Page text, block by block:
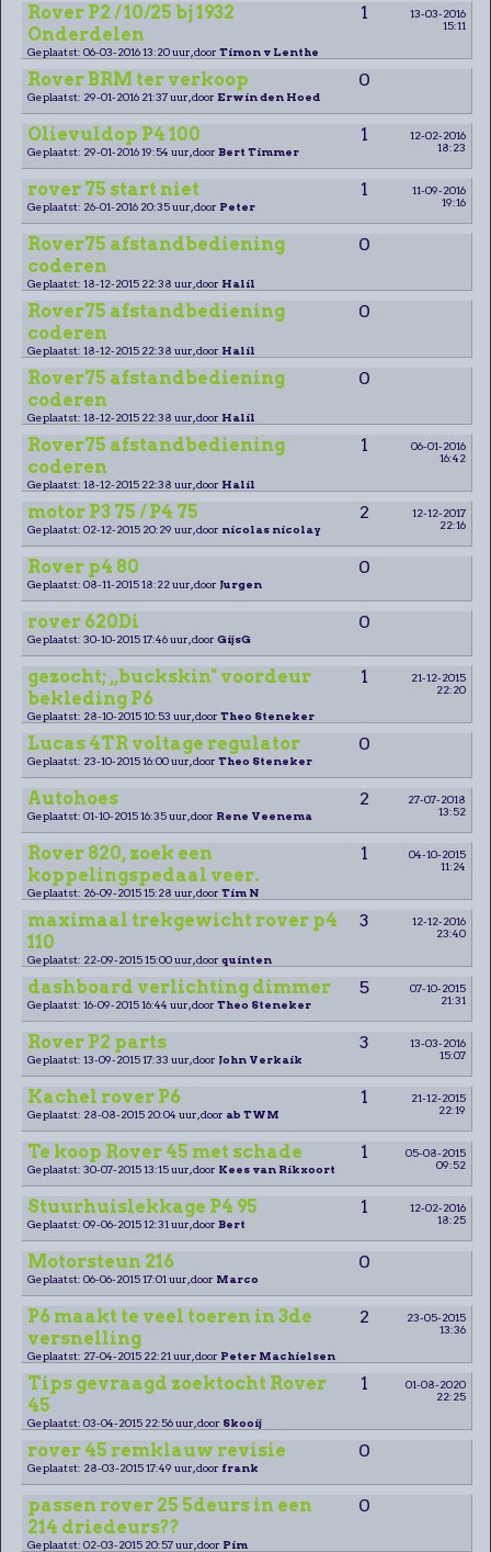
Rover P2 / 10/25 bj 1932
Onderdelen
1
13-03-2016
15:11
Geplaatst: 06-03-2016 13:20 uur, door Timon v Lenthe
Rover BRM ter verkoop 0
Geplaatst: 29-01-2016 21:37 uur, door Erwin den Hoed
Olievuldop P4 100 1
12-02-2016
18:23
Geplaatst: 29-01-2016 19:54 uur, door Bert Timmer
rover 75 start niet 1
11-09-2016
19:16
Geplaatst: 26-01-2016 20:35 uur, door Peter
Rover75 afstandbediening
coderen
0
Geplaatst: 18-12-2015 22:38 uur, door Halil
Rover75 afstandbediening
coderen
0
Geplaatst: 18-12-2015 22:38 uur, door Halil
Rover75 afstandbediening
coderen
0
Geplaatst: 18-12-2015 22:38 uur, door Halil
Rover75 afstandbediening
coderen
1
06-01-2016
16:42
Geplaatst: 18-12-2015 22:38 uur, door Halil
motor P3 75 / P4 75 2
12-12-2017
22:16
Geplaatst: 02-12-2015 20:29 uur, door nicolas nicolay
Rover p4 80 0
Geplaatst: 08-11-2015 18:22 uur, door Jurgen
rover 620Di 0
Geplaatst: 30-10-2015 17:46 uur, door GijsG
gezocht; ,,buckskin" voordeur
bekleding P6
1
21-12-2015
22:20
Geplaatst: 28-10-2015 10:53 uur, door Theo Steneker
Lucas 4TR voltage regulator 0
Geplaatst: 23-10-2015 16:00 uur, door Theo Steneker
Autohoes 2
27-07-2018
13:52
Geplaatst: 01-10-2015 16:35 uur, door Rene Veenema
Rover 820, zoek een
koppelingspedaal veer.
1
04-10-2015
11:24
Geplaatst: 26-09-2015 15:28 uur, door Tim N
maximaal trekgewicht rover p4
110
3
12-12-2016
23:40
Geplaatst: 22-09-2015 15:00 uur, door quinten
dashboard verlichting dimmer 5
07-10-2015
21:31
Geplaatst: 16-09-2015 16:44 uur, door Theo Steneker
Rover P2 parts 3
13-03-2016
15:07
Geplaatst: 13-09-2015 17:33 uur, door John Verkaik
Kachel rover P6 1
21-12-2015
22:19
Geplaatst: 28-08-2015 20:04 uur, door ab TWM
Te koop Rover 45 met schade 1
05-08-2015
09:52
Geplaatst: 30-07-2015 13:15 uur, door Kees van Rikxoort
Stuurhuislekkage P4 95 1
12-02-2016
18:25
Geplaatst: 09-06-2015 12:31 uur, door Bert
Motorsteun 216 0
Geplaatst: 06-06-2015 17:01 uur, door Marco
P6 maakt te veel toeren in 3de
versnelling
2
23-05-2015
13:36
Geplaatst: 27-04-2015 22:21 uur, door Peter Machielsen
Tips gevraagd zoektocht Rover
45
1
01-08-2020
22:25
Geplaatst: 03-04-2015 22:56 uur, door Skooij
rover 45 remklauw revisie 0
Geplaatst: 28-03-2015 17:49 uur, door frank
passen rover 25 5deurs in een
214 driedeurs??
0
Geplaatst: 02-03-2015 20:57 uur, door Pim